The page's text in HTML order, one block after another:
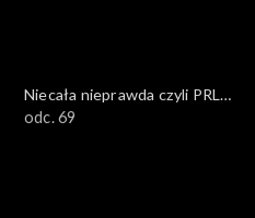
Niecała nieprawda czyli PRL
w DTV
odc. 69